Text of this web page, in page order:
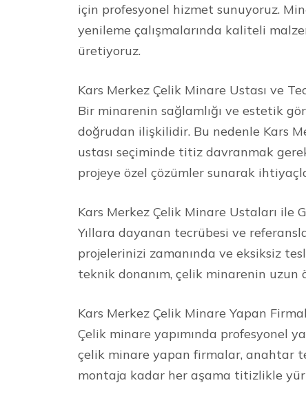
için profesyonel hizmet sunuyoruz.
yenileme çalışmalarında kaliteli
üretiyoruz.
Kars Merkez Çelik Minare Ustası ve
Bir minarenin sağlamlığı ve estetik
doğrudan ilişkilidir. Bu nedenle Kars
ustası seçiminde titiz davranmak
projeye özel çözümler sunarak
Kars Merkez Çelik Minare Ustaları ile
Yıllara dayanan tecrübesi ve
projelerinizi zamanında ve eksiksiz
teknik donanım, çelik minarenin uzun
Kars Merkez Çelik Minare Yapan
Çelik minare yapımında profesyonel
çelik minare yapan firmalar, anahtar
montaja kadar her aşama titizlikle